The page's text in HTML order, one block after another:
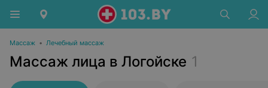
Массаж • Лечебный массаж
Массаж лица в Логойске 1